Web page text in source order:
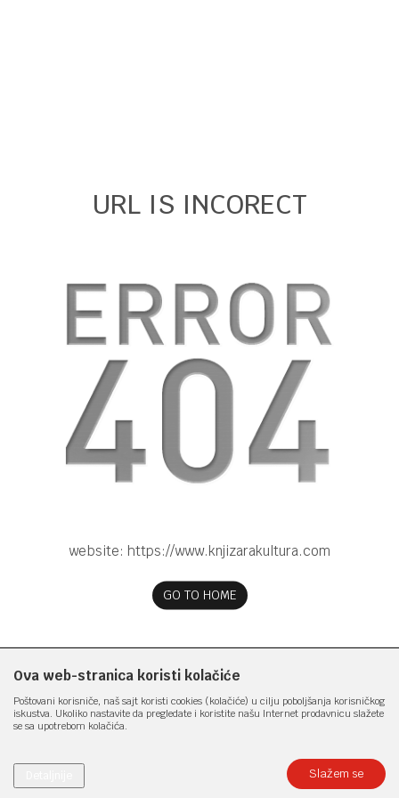
URL IS INCORECT
website: https://www.knjizarakultura.com
GO TO HOME
Ova web-stranica koristi kolačiće
Poštovani korisniče, naš sajt koristi cookies (kolačiće) u cilju poboljšanja korisničkog
iskustva. Ukoliko nastavite da pregledate i koristite našu Internet prodavnicu slažete
se sa upotrebom kolačića.
Slažem se